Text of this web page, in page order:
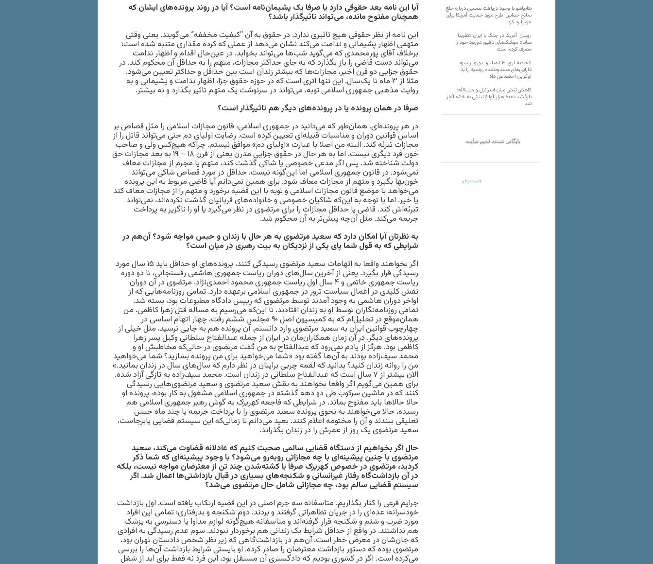
آیا این نامه بعد حقوقی دارد یا صرفا یک پشیمان‌نامه است؟ آیا در روند پرونده‌های ایشان که
همچنان مفتوح مانده، می‌تواند تاثیرگذار باشد؟
این نامه از نظر حقوقی هیچ‌ تاثیری ندارد. در حقوق به آن “کیفیت مخففه” می‌گویند. یعنی وقتی
متهمی اظهار پشیمانی و ندامت می‌کند نشان می‌دهد از عملی که کرده مقداری متنبه شده است؛
برخلاف آقای پورمحمدی که می‌گوید شب‌ها می‌تواند بخوابد. در عین‌حال اقدام و اظهار ندامت
می‌تواند دست قاضی را باز بگذارد که به جای حداکثر مجازات، متهم را به حداقل آن محکوم کند. در
حقوق جزایی دو قرن اخیر، مجازات‌ها که بیشتر زندان است بین حداقل و حداکثر تعیین می‌شود.
مثلا از ۳ ماه تا یک‌سال. این تنها اثری است که در حوزه حقوق جزا، اظهار ندامت و پشیمانی و به
روایت مذهبی جمهوری اسلامی توبه، می‌تواند در سرنوشت یک متهم تاثیر بگذارد و نه بیشتر.
صرفا در همان پرونده یا در پرونده‌های دیگر هم تاثیرگذار است؟
در هر پرونده‌ای. همان‌طور که می‌دانید در جمهوری اسلامی، قانون مجازات اسلامی را مثل قصاص بر
اساس قوانین دوران و مناسبات قبیله‌ای تعیین کرده است. رضایت اولیای دم حتی می‌تواند قاتل را از
مجازات تبرئه کند. البته من اصلا با عبارت «اولیای دم» موافق نیستم. چراکه هیچ‌کس ولی و صاحب
خون فرد دیگری نیست. اما به هر حال در حقوق جزایی مدرن یعنی از قرن ۱۸ – ۱۹ به بعد مجازات حق
دولت شناخته شد. پس اگر مدعی خصوصی یا شاکی گذشت کند، متهم یا مجرم از مجازات معاف
نمی‌شود. در قانون جمهوری اسلامی اما این‌گونه نیست. حداقل در مورد قصاص شاکی می‌تواند
خون‌بها بگیرد و متهم از مجازات معاف شود. برای همین نمی‌دانم آیا قاضی مربوط به این پرونده
می‌خواهد با موضع قانون مجازات اسلامی و توبه با این قضیه برخورد و متهم را از مجازات معاف کند
یا خیر. اما با توجه به این‌که شاکیان خصوصی و خانواده‌های قربانیان گذشت نکرده‌اند، نمی‌تواند
تبرئه‌اش کند. قاضی یا حداقل مجازات را برای مرتضوی در نظر می‌گیرد یا او را ناگزیر به پرداخت
جریمه می‌کند. مثل آن‌چه پیش‌تر به آن محکوم شد.
به نظرتان آیا امکان دارد که سعید مرتضوی به هر حال با زندان و حبس مواجه شود؟ آن‌هم در
شرایطی که به قول شما پای یکی از نزدیکان به بیت رهبری در میان است؟
اگر بخواهند واقعا به اتهامات سعید مرتضوی رسیدگی کنند، پرونده‌های او حداقل باید ۱۵ سال مورد
رسیدگی قرار بگیرد. یعنی از آخرین سال‌های دوران ریاست جمهوری هاشمی رفسنجانی، تا دو دوره
ریاست جمهوری خاتمی و ۴ سال اول ریاست جمهوری محمود احمدی‌نژاد. مرتضوی در آن دوران
نقش کلیدی در اعمال سیاست ترور در جمهوری اسلامی برعهده دارد. تمامی روزنامه‌هایی که از
اواخر دوران هاشمی به وجود آمدند توسط مرتضوی که رییس دادگاه مطبوعات بود، بسته شد.
تمامی روزنامه‌نگاران توسط او به زندان افتادند. تا این‌که می‌رسیم به مساله قتل زهرا کاظمی. من
همان‌موقع در تحلیل‌ام که به کمیسیون اصل ۹۰ مجلس ششم رفت، چهار اتهام اساسی در
چهارچوب قوانین ایران به سعید مرتضوی وارد دانستم. آن پرونده هم به جایی نرسید، مثل خیلی از
پرونده‌های دیگر. در آن زمان همکاران‌مان در ایران از جمله عبدالفتاح سلطانی وکیل پسر زهرا
کاظمی بود. هرگز از یادم نمی‌رود که عبدالفتاح به من گفت مرتضوی در حالی‌که مخاطبش او و
محمد سیف‌زاده بودند به آن‌ها گفته بود «شما می‌خواهید برای من پرونده بسازید؟ شما می‌خواهید
من را روانه زندان کنید؟ بدانید که لقمه چربی برایتان در نظر دارم که سال‌های سال در زندان بمانید.»‌
الان بیشتر از ۷ سال است که عبدالفتاح سلطانی در زندان است. محمد سیف‌زاده به تازگی آزاد شده.
برای همین می‌گویم اگر واقعا بخواهند به نقش سعید مرتضوی و سعید مرتضوی‌هایی رسیدگی
کنند که در ماشین سرکوب طی دو دهه گذشته در جمهوری اسلامی مشغول به کار بوده، پرونده او
حالا حالاها باید مفتوح بماند. در شرایطی که فاجعه کهریزک به گوش رهبر جمهوری اسلامی هم
رسیده، حالا می‌خواهند به نحوی پرونده سعید مرتضوی را با پرداخت جریمه یا چند ماه حبس
تعلیقی ببندند و آن را مختومه اعلام کنند. بعید می‌دانم تا زمانی‌که این سیستم قضایی پابرجاست،
سعید مرتضوی یک روز از عمرش را در زندان بگذراند.
حال اگر بخواهیم از دستگاه قضایی سالمی صحبت کنیم که عادلانه قضاوت می‌کند، سعید
مرتضوی با چنین پیشینه‌ای با چه مجازاتی روبه‌رو می‌شود؟ با وجود پیشینه‌ای که شما ذکر
کردید، مرتضوی در خصوص کهریزک صرفا با کشته‌شدن چند تن از معترضان مواجه نیست، بلکه
در آن بازداشت‌گاه رفتار غیرانسانی و شکنجه‌های بسیاری در قبال بازداشتی‌ها اعمال شد. اگر
سیستم قضایی سالم بود، چه مجازاتی شامل حال مرتضوی می‌شد؟
جرایم فرعی را کنار بگذاریم. متاسفانه سه جرم اصلی در این قضیه ارتکاب یافته است. اول بازداشت
خودسرانه؛ عده‌ای را در جریان تظاهراتی گرفتند و بردند. دوم شکنجه و بدرفتاری؛ تمامی این افراد
مورد ضرب و شتم و شکنجه قرار گرفته‌اند و متاسفانه هیچ‌گونه لوازم مداوا یا دسترسی به پزشک
هم نداشتند. در واقع از حداقل شرایط یک زندانی هم برخوردار نبودند. سوم عدم رسیدگی به افرادی
که جان‌شان در معرض خطر است. آن‌هم در بازداشت‌گاهی که زیر نظر شخص دادستان تهران بود.
مرتضوی بوده که دستور بازداشت معترضان را صادر کرده. او بایستی شرایط بازداشت‌ آن‌ها را بررسی
می‌کرده است. اگر در کشوری بودیم که دادگستری آن مستقل بود، این فرد نه فقط برای ابد از شغل
نتانیاهو با وجود دریافت تضمین درباره خلع
سلاح حماس، طرح مورد حمایت آمریکا برای
غزه را رد کرد
رویترز: آمریکا در جنگ با ایران «تقریباً
تمام» موشک‌های دقیق دوربرد خود را
مصرف کرده است
اتحادیه اروپا ۱.۴ میلیارد یورو از سود
دارایی‌های مسدودشده روسیه را به
اوکراین ‏اختصاص داد
کاهش تنش میان اسرائیل و حزب‌الله؛
بازگشت ۸۰۰ هزار آوارۀ لبنانی به خانه‌ آغاز
شد
بایگانی نسخه قدیم سایت